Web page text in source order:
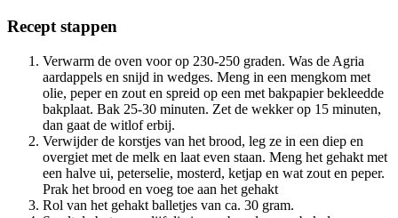
Recept stappen
Verwarm de oven voor op 230-250 graden. Was de Agria
aardappels en snijd in wedges. Meng in een mengkom met
olie, peper en zout en spreid op een met bakpapier bekleedde
bakplaat. Bak 25-30 minuten. Zet de wekker op 15 minuten,
dan gaat de witlof erbij.
Verwijder de korstjes van het brood, leg ze in een diep en
overgiet met de melk en laat even staan. Meng het gehakt met
een halve ui, peterselie, mosterd, ketjap en wat zout en peper.
Prak het brood en voeg toe aan het gehakt
Rol van het gehakt balletjes van ca. 30 gram.